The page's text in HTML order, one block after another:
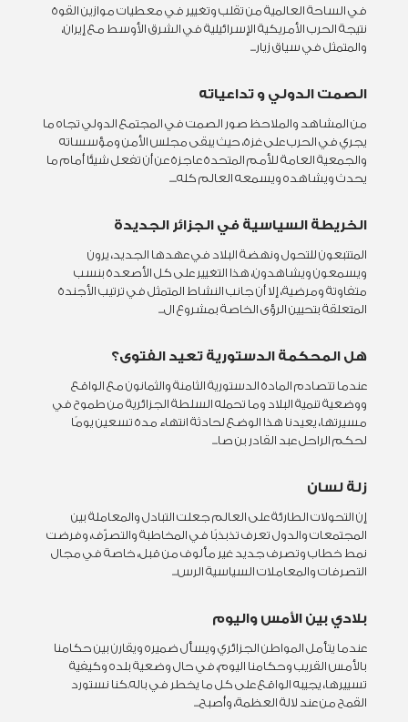
في الساحة العالمية من تقلب وتغيير في معطيات موازين القوة
نتيجة الحرب الأمريكية الإسرائيلية في الشرق الأوسط مع إيران،
والمتمثل في سياق زيار...
الصمت الدولي و تداعياته
من المشاهد والملاحظ صور الصمت في المجتمع الدولي تجاه ما
يجري في الحرب على غزة، حيث يبقى مجلس الأمن ومؤسساته
والجمعية العامة للأمم المتحدة عاجزة عن أن تفعل شيئًا أمام ما
يحدث ويشاهده ويسمعه العالم كله....
الخريطة السياسية في الجزائر الجديدة
المتتبعون للتحول ونهضة البلاد في عهدها الجديد، يرون
ويسمعون ويشاهدون، هذا التغيير على كل الأصعدة بنسب
متفاوتة ومرضية، إلا أن جانب النشاط المتمثل في ترتيب الأجندة
المتعلقة بتحيين الرؤى الخاصة بمشروع ال...
هل المحكمة الدستورية تعيد الفتوى؟
عندما تتصادم المادة الدستورية الثامنة والثمانون مع الواقع
ووضعية تنمية البلاد وما تحمله السلطة الجزائرية من طموح في
مسيرتها، يعيدنا هذا الوضع لحادثة انتهاء مدة تسعين يومًا
لحكم الراحل عبد القادر بن صا...
زلة لسان
إن التحولات الطارئة على العالم جعلت التبادل والمعاملة بين
المجتمعات والدول تعرف تذبذبًا في المخاطبة والتصرّف، وفرضت
نمط خطاب وتصرف جديد غير مألوف من قبل، خاصة في مجال
التصرفات والمعاملات السياسية الرس...
بلادي بين الأمس واليوم
عندما يتأمل المواطن الجزائري ويسأل ضميره ويقارن بين حكامنا
بالأمس القريب وحكامنا اليوم، في حال وضعية بلده وكيفية
تسييرها، يجيبه الواقع على كل ما يخطر في باله.كنا نستورد
القمح من عند لالة العظمة، وأصبح...